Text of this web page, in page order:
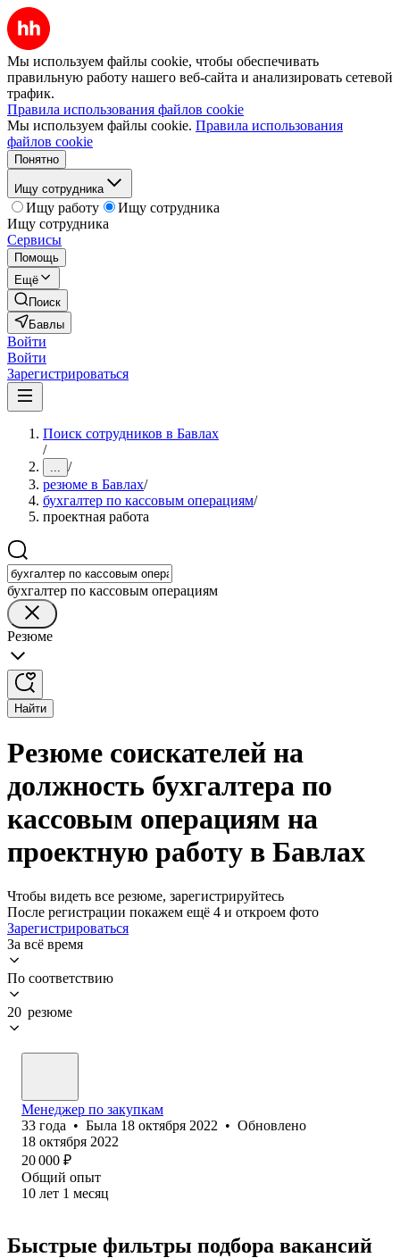
Мы используем файлы cookie, чтобы обеспечивать
правильную работу нашего веб-сайта и анализировать сетевой
трафик.
Правила использования файлов cookie
Мы используем файлы cookie. Правила использования
файлов cookie
Понятно
Ищу сотрудника
Ищу работу
Ищу сотрудника
Ищу сотрудника
Сервисы
Помощь
Ещё
Поиск
Бавлы
Войти
Войти
Зарегистрироваться
Поиск сотрудников в Бавлах
/
... /
резюме в Бавлах/
бухгалтер по кассовым операциям/
проектная работа
бухгалтер по кассовым операциям
Резюме
Найти
Резюме соискателей на
должность бухгалтера по
кассовым операциям на
проектную работу в Бавлах
Чтобы видеть все резюме, зарегистрируйтесь
После регистрации покажем ещё 4 и откроем фото
Зарегистрироваться
За всё время
По соответствию
20 резюме
Менеджер по закупкам
33 года • Была 18 октября 2022 • Обновлено
18 октября 2022
20 000 ₽
Общий опыт
10 лет 1 месяц
Быстрые фильтры подбора вакансий